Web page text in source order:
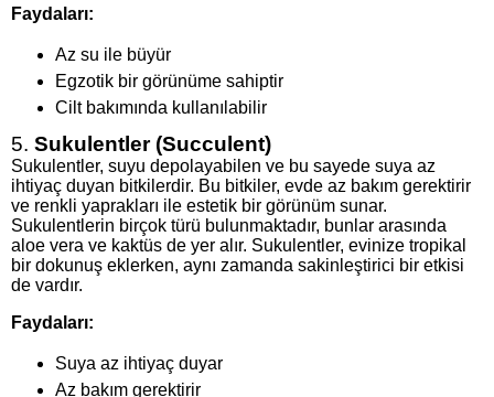
Faydaları:
Az su ile büyür
Egzotik bir görünüme sahiptir
Cilt bakımında kullanılabilir
5. Sukulentler (Succulent)
Sukulentler, suyu depolayabilen ve bu sayede suya az
ihtiyaç duyan bitkilerdir. Bu bitkiler, evde az bakım gerektirir
ve renkli yaprakları ile estetik bir görünüm sunar.
Sukulentlerin birçok türü bulunmaktadır, bunlar arasında
aloe vera ve kaktüs de yer alır. Sukulentler, evinize tropikal
bir dokunuş eklerken, aynı zamanda sakinleştirici bir etkisi
de vardır.
Faydaları:
Suya az ihtiyaç duyar
Az bakım gerektirir